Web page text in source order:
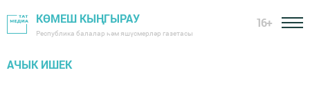
КӨМЕШ КЫҢГЫРАУ
Республика балалар һәм яшүсмерләр газетасы
16+
АЧЫК ИШЕК